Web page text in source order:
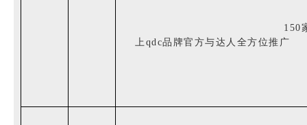
150
上 qdc品牌官方与达人 全方位推广